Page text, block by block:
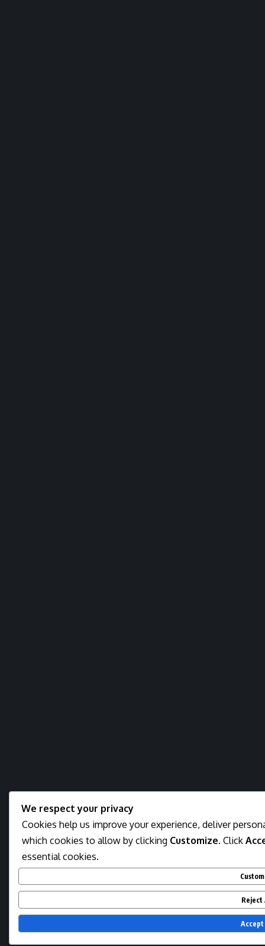
We respect your privacy
Cookies help us improve your experience, deliver
which cookies to allow by clicking Customize. Click
essential cookies.
Reject
Accept